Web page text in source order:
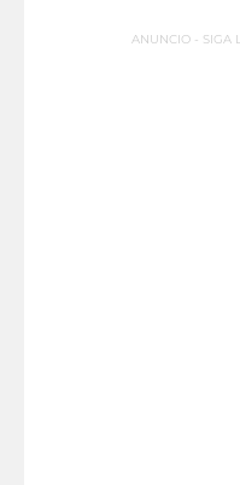
ANUNCIO - SIGA